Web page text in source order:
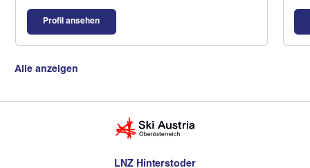
Profil ansehen
Alle anzeigen
LNZ Hinterstoder